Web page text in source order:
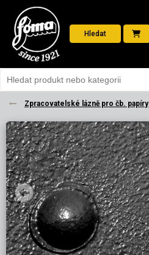
Hledat
Zpracovatelské lázně pro čb. papíry